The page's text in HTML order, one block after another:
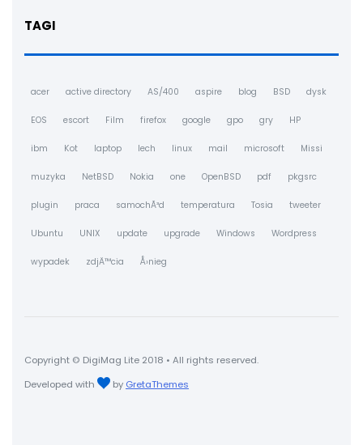
TAGI
acer active directory AS/400 aspire blog BSD dysk
EOS escort Film firefox google gpo gry HP
ibm Kot laptop lech linux mail microsoft Missi
muzyka NetBSD Nokia one OpenBSD pdf pkgsrc
plugin praca samochÃ³d temperatura Tosia tweeter
Ubuntu UNIX update upgrade Windows Wordpress
wypadek zdjÄ™cia Å›nieg
Copyright © DigiMag Lite 2018 • All rights reserved.
Developed with
by GretaThemes